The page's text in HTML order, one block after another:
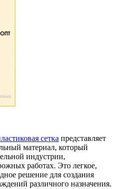
сетка представляет
материал, который
индустрии,
работах. Это легкое,
решение для создания
различного назначения.